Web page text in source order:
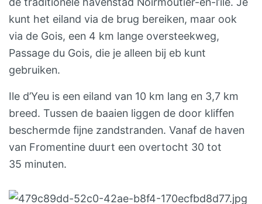
kunt het eiland via de brug bereiken, maar ook
via de Gois, een 4 km lange oversteekweg,
Passage du Gois, die je alleen bij eb kunt
gebruiken.
Ile d’Yeu is een eiland van 10 km lang en 3,7 km
breed. Tussen de baaien liggen de door kliffen
beschermde fijne zandstranden. Vanaf de haven
van Fromentine duurt een overtocht 30 tot
35 minuten.